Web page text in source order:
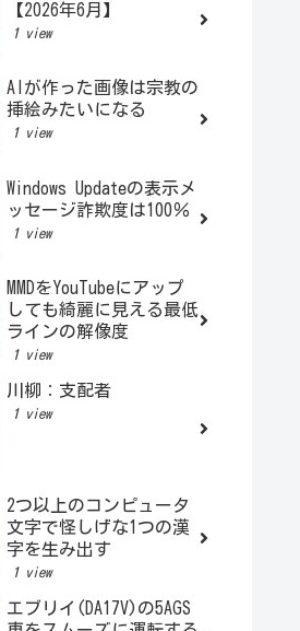
【2026年6月】
1 view
AIが作った画像は宗教の
挿絵みたいになる
1 view
Windows Updateの表示メ
ッセージ詐欺度は100％
1 view
MMDをYouTubeにアップ
しても綺麗に見える最低
ラインの解像度
1 view
川柳：支配者
1 view
2つ以上のコンピュータ
文字で怪しげな1つの漢
字を生み出す
1 view
エブリイ(DA17V)の5AGS